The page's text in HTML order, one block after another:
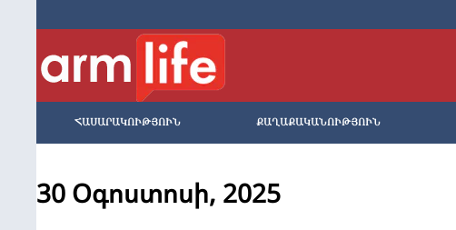
ՀԱՍԱՐԱԿՈՒԹՅՈՒՆ ՔԱՂԱՔԱԿԱՆՈՒԹՅՈՒՆ
30 Օգոստոսի, 2025